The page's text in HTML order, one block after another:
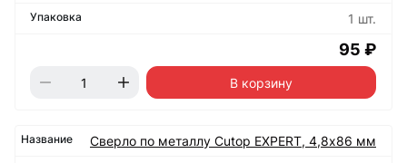
1 шт.
95 ₽
В корзину
Сверло по металлу Cutop EXPERT, 4,8х86 мм